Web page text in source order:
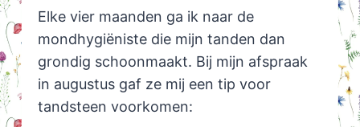
Elke vier maanden ga ik naar de
mondhygiëniste die mijn tanden dan
grondig schoonmaakt. Bij mijn afspraak
in augustus gaf ze mij een tip voor
tandsteen voorkomen: